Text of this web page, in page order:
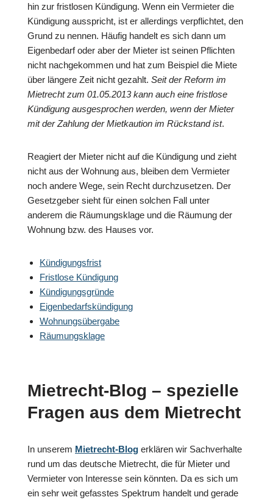
hin zur fristlosen Kündigung. Wenn ein Vermieter die
Kündigung ausspricht, ist er allerdings verpflichtet, den
Grund zu nennen. Häufig handelt es sich dann um
Eigenbedarf oder aber der Mieter ist seinen Pflichten
nicht nachgekommen und hat zum Beispiel die Miete
über längere Zeit nicht gezahlt. Seit der Reform im
Mietrecht zum 01.05.2013 kann auch eine fristlose
Kündigung ausgesprochen werden, wenn der Mieter
mit der Zahlung der Mietkaution im Rückstand ist.
Reagiert der Mieter nicht auf die Kündigung und zieht
nicht aus der Wohnung aus, bleiben dem Vermieter
noch andere Wege, sein Recht durchzusetzen. Der
Gesetzgeber sieht für einen solchen Fall unter
anderem die Räumungsklage und die Räumung der
Wohnung bzw. des Hauses vor.
Kündigungsfrist
Fristlose Kündigung
Kündigungsgründe
Eigenbedarfskündigung
Wohnungsübergabe
Räumungsklage
Mietrecht-Blog – spezielle
Fragen aus dem Mietrecht
In unserem Mietrecht-Blog erklären wir Sachverhalte
rund um das deutsche Mietrecht, die für Mieter und
Vermieter von Interesse sein könnten. Da es sich um
ein sehr weit gefasstes Spektrum handelt und gerade